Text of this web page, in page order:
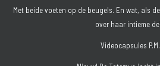
Met beide voeten op de beugels. En wat, als
over haar intieme
Videocapsules